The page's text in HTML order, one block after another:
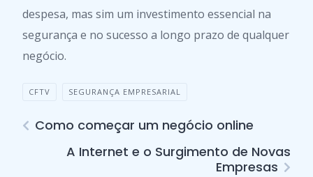
despesa, mas sim um investimento essencial na
segurança e no sucesso a longo prazo de qualquer
negócio.
CFTV SEGURANÇA EMPRESARIAL
Como começar um negócio online
A Internet e o Surgimento de Novas
Empresas